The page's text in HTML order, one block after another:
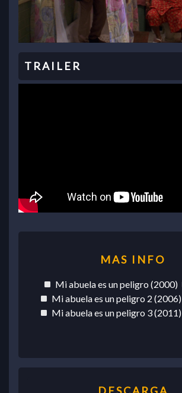
Mi abuela es un peligro (2000)
Mi abuela es un peligro 2 (2006)
Mi abuela es un peligro 3 (2011)